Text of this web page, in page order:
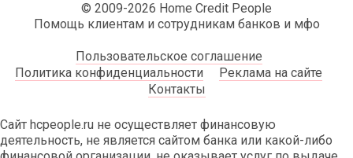
© 2009-2026 Home Credit People
Помощь клиентам и сотрудникам банков и мфо
Пользовательское соглашение
Политика конфиденциальности
Реклама на сайте
Контакты
Сайт hcpeople.ru не осуществляет финансовую
деятельность, не является сайтом банка или какой-либо